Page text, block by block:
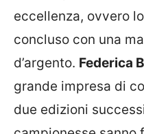
eccellenza, ovvero lo
concluso con una
d’argento. Federica
grande impresa di
due edizioni